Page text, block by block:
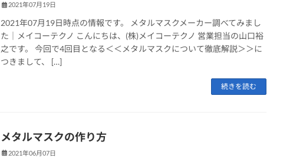
2021年07月19日
2021年07月19日時点の情報です。 メタルマスクメーカー調べてみまし
た｜メイコーテクノ こんにちは、(株)メイコーテクノ 営業担当の山口裕
之です。 今回で4回目となる＜＜メタルマスクについて徹底解説＞＞に
つきまして、 […]
続きを読む
メタルマスクの作り方
2021年06月07日